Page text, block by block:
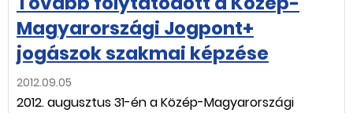
Magyarországi Jogpont+
jogászok szakmai képzése
2012.09.05
2012. augusztus 31-én a Közép-Magyarországi